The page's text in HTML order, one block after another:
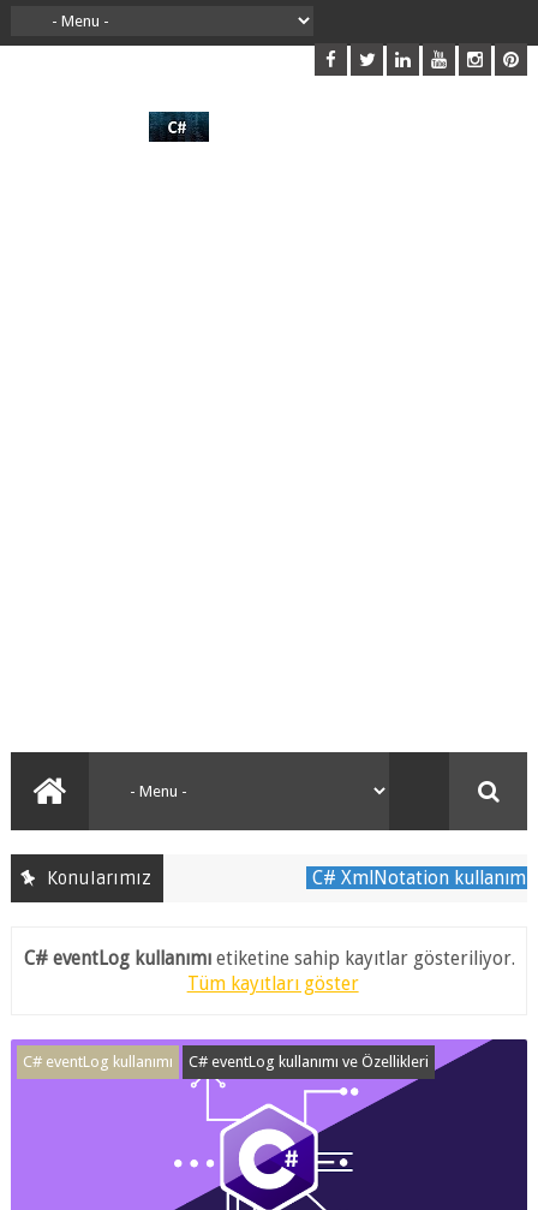
Konularımız C# XmlNotation kullanımı
C# eventLog kullanımıetiketine sahip kayıtlar gösteriliyor.
Tüm kayıtları göster
C# eventLog kullanımı C# eventLog kullanımı ve Özellikleri